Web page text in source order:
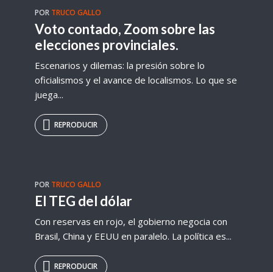
POR TRUCO GALLO
Voto contado, Zoom sobre las
elecciones provinciales.
Escenarios y dilemas: la presión sobre lo
oficialismos y el avance de localismos. Lo que se
juega...
REPRODUCIR
POR TRUCO GALLO
El TEG del dólar
Con reservas en rojo, el gobierno negocia con
Brasil, China y EEUU en paralelo. La política es...
REPRODUCIR